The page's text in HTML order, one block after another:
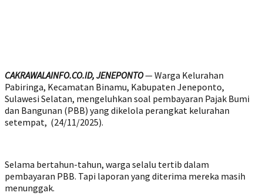
CAKRAWALAINFO.CO.ID, JENEPONTO— Warga Kelurahan
Pabiringa, Kecamatan Binamu, Kabupaten Jeneponto,
Sulawesi Selatan, mengeluhkan soal pembayaran Pajak Bumi
dan Bangunan (PBB) yang dikelola perangkat kelurahan
setempat, (24/11/2025).
Selama bertahun-tahun, warga selalu tertib dalam
pembayaran PBB. Tapi laporan yang diterima mereka masih
menunggak.